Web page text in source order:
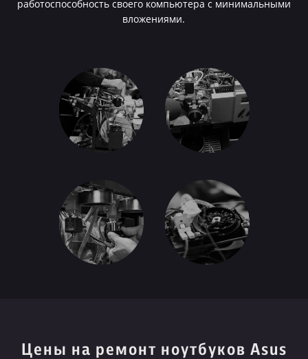
работоспособность своего компьютера с минимальными
вложениями.
Цены на ремонт ноутбуков Asus